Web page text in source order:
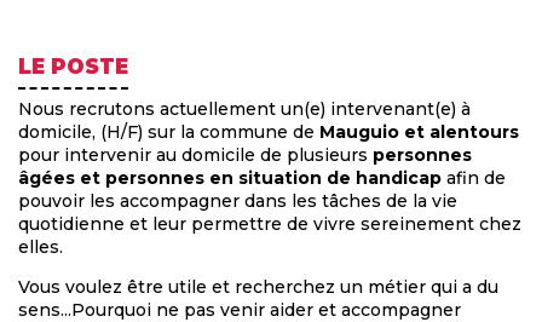
LE POSTE
Nous recrutons actuellement un(e) intervenant(e) à
domicile, (H/F) sur la commune de Mauguio et alentours
pour intervenir au domicile de plusieurs personnes
âgées et personnes en situation de handicap afin de
pouvoir les accompagner dans les tâches de la vie
quotidienne et leur permettre de vivre sereinement chez
elles.
Vous voulez être utile et recherchez un métier qui a du
sens...Pourquoi ne pas venir aider et accompagner